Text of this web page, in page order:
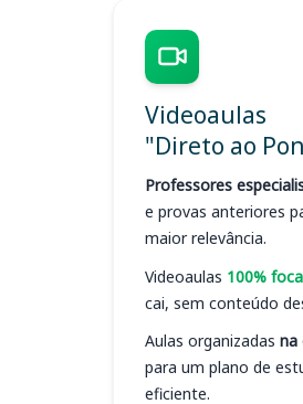
Videoaulas
"Direto ao
Professores
e provas anteriores
maior relevância.
Videoaulas 100%
cai, sem conteúdo
Aulas organizadas na
para um plano de
eficiente.